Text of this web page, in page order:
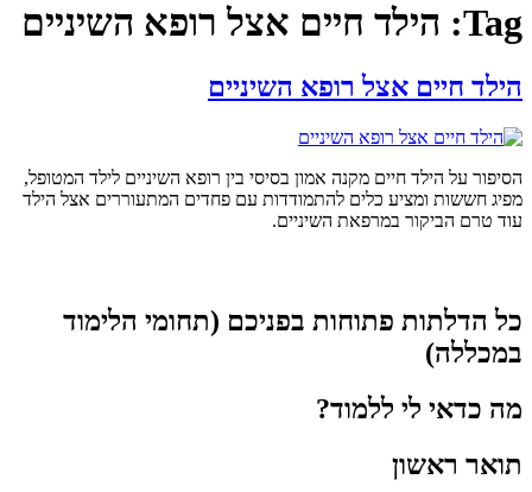
Tag: הילד חיים אצל רופא השיניים
הילד חיים אצל רופא השיניים
הסיפור על הילד חיים מקנה אמון בסיסי בין רופא השיניים לילד המטופל,
מפיג חששות ומציע כלים להתמודדות עם פחדים המתעוררים אצל הילד
עוד טרם הביקור במרפאת השיניים.
כל הדלתות פתוחות בפניכם (תחומי הלימוד
במכללה)
מה כדאי לי ללמוד?
תואר ראשון